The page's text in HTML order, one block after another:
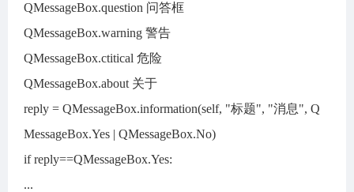
QMessageBox.question 问答框
QMessageBox.warning 警告
QMessageBox.ctitical 危险
QMessageBox.about 关于
reply = QMessageBox.information(self, "标题", "消息", Q
MessageBox.Yes | QMessageBox.No)
if reply==QMessageBox.Yes:
...